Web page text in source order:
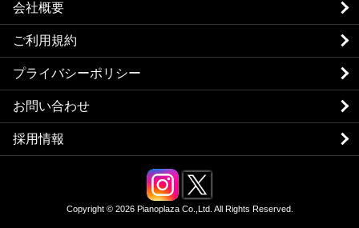
会社概要
ご利用規約
プライバシーポリシー
お問い合わせ
採用情報
Copyright © 2026 Pianoplaza Co.,Ltd. All Rights Reserved.